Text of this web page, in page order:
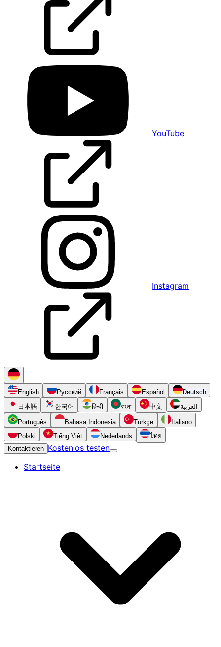
YouTube
Instagram
English Русский Français Español
Deutsch
日本語
한국어 हिन्दी বাংলা 中文 العربية
Português Bahasa Indonesia Türkçe
Italiano
Polski
Tiếng Việt Nederlands
ไทย
Kontaktieren Kostenlos testen
Startseite